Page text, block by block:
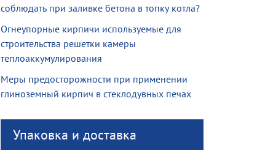
соблюдать при заливке бетона в топку котла?
Огнеупорные кирпичи используемые для
строительства решетки камеры
теплоаккумулирования
Меры предосторожности при применении
глиноземный кирпич в стеклодувных печах
Упаковка и доставка